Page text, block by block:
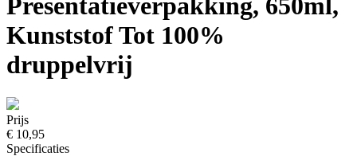
Presentatieverpakking, 650ml,
Kunststof Tot 100%
druppelvrij
Prijs
€ 10,95
Specificaties